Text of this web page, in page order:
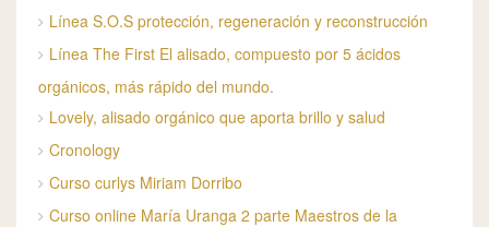
Línea S.O.S protección, regeneración y reconstrucción
Línea The First El alisado, compuesto por 5 ácidos
orgánicos, más rápido del mundo.
Lovely, alisado orgánico que aporta brillo y salud
Cronology
Curso curlys Miriam Dorribo
Curso online María Uranga 2 parte Maestros de la